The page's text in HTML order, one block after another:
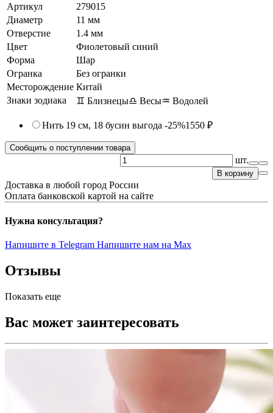
Артикул
279015
Диаметр
11 мм
Отверстие
1.4 мм
Цвет
Фиолетовый синий
Форма
Шар
Огранка
Без огранки
Месторождение Китай
Знаки зодиака
♊ Близнецы♎ Весы♒ Водолей
Нить 19 см, 18 бусин выгода -25%1550 ₽
Сообщить о поступлении товара
шт.
В корзину
Доставка в любой город России
Оплата банковской картой на сайте
Нужна консультация?
Напишите в Telegram Напишите нам на Max
Отзывы
Показать еще
Вас может заинтересовать